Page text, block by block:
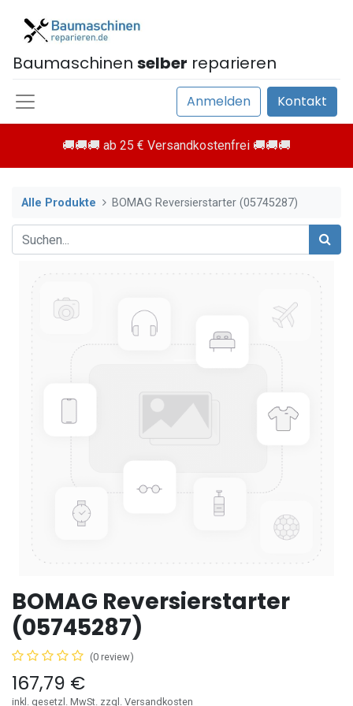
Baumaschinen selber reparieren
Anmelden Kontakt
🚚🚚🚚 ab 25 € Versandkostenfrei 🚚🚚🚚
Alle Produkte BOMAG Reversierstarter (05745287)
BOMAG Reversierstarter
(05745287)
(0 review)
167,79 €
inkl. gesetzl. MwSt. zzgl. Versandkosten